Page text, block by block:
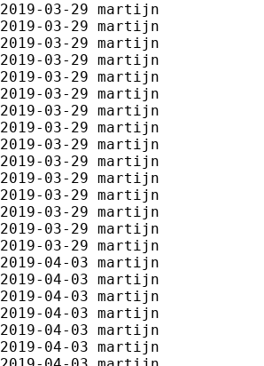
2019-03-29 martijn
2019-03-29 martijn
2019-03-29 martijn
2019-03-29 martijn
2019-03-29 martijn
2019-03-29 martijn
2019-03-29 martijn
2019-03-29 martijn
2019-03-29 martijn
2019-03-29 martijn
2019-03-29 martijn
2019-03-29 martijn
2019-03-29 martijn
2019-03-29 martijn
2019-03-29 martijn
2019-04-03 martijn
2019-04-03 martijn
2019-04-03 martijn
2019-04-03 martijn
2019-04-03 martijn
2019-04-03 martijn